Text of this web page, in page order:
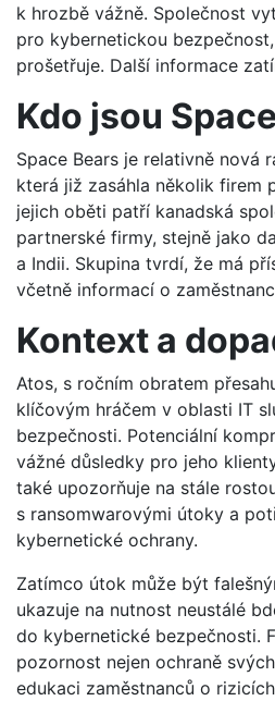
k hrozbě vážně. Společnost
pro kybernetickou
prošetřuje. Další informace
Kdo jsou
Space Bears je relativně nová
která již zasáhla několik firem
jejich oběti patří kanadská
partnerské firmy, stejně jako
a Indii. Skupina tvrdí, že má
včetně informací o
Kontext a
Atos, s ročním obratem
klíčovým hráčem v oblasti IT
bezpečnosti. Potenciální
vážné důsledky pro jeho
také upozorňuje na stále
s ransomwarovými útoky a
kybernetické ochrany.
Zatímco útok může být
ukazuje na nutnost neustálé
do kybernetické bezpečnosti.
pozornost nejen ochraně
edukaci zaměstnanců o